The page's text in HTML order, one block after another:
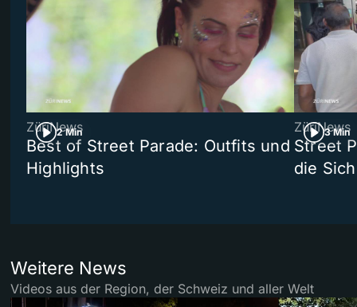
2 Min
ZüriNews
Best of Street Parade: Outfits und
Highlights
3 Min
ZüriNews
Street
die
Weitere News
Videos aus der Region, der Schweiz und aller Welt